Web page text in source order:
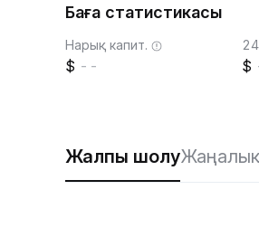
Баға статистикасы
Нарық капит.
--
Жалпы шолу